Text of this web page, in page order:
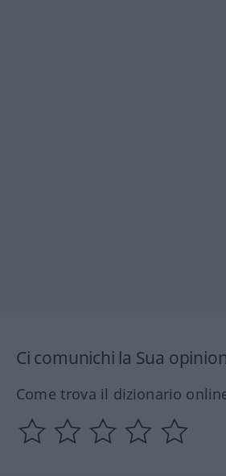
Ci comunichi la Sua
Come trova il dizionario